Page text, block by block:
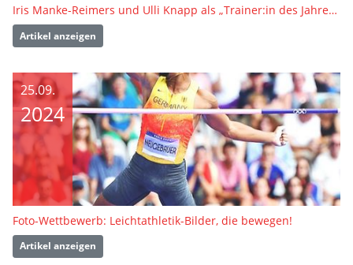
Iris Manke-Reimers und Ulli Knapp als „Trainer:in des Jahres“ 2024 ausgezeichnet
Artikel anzeigen
25.09.
2024
Foto-Wettbewerb: Leichtathletik-Bilder, die bewegen!
Artikel anzeigen